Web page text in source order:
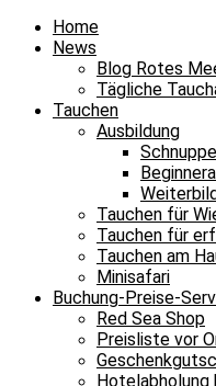
Home
News
Blog Rotes
Tägliche
Tauchen
Ausbildung
Tauchen für
Tauchen für
Tauchen am
Minisafari
Buchung-Preise-
Red Sea Shop
Preisliste vor
Hotelabholung